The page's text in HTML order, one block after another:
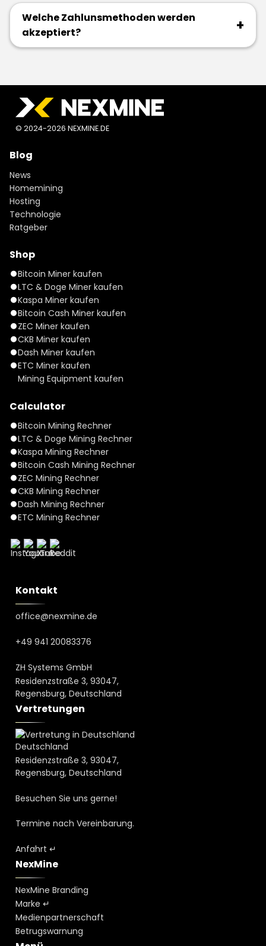
Welche Zahlunsmethoden werden
akzeptiert?
+
© 2024-2026 NEXMINE.DE
Blog
News
Homemining
Hosting
Technologie
Ratgeber
Shop
Bitcoin Miner kaufen
LTC & Doge Miner kaufen
Kaspa Miner kaufen
Bitcoin Cash Miner kaufen
ZEC Miner kaufen
CKB Miner kaufen
Dash Miner kaufen
ETC Miner kaufen
Mining Equipment kaufen
Calculator
Bitcoin Mining Rechner
LTC & Doge Mining Rechner
Kaspa Mining Rechner
Bitcoin Cash Mining Rechner
ZEC Mining Rechner
CKB Mining Rechner
Dash Mining Rechner
ETC Mining Rechner
Kontakt
office@nexmine.de
+49 941 20083376
ZH Systems GmbH
Residenzstraße 3, 93047,
Regensburg, Deutschland
Vertretungen
Deutschland
Residenzstraße 3, 93047,
Regensburg, Deutschland
Besuchen Sie uns gerne!
Termine nach Vereinbarung.
Anfahrt ↵
NexMine
NexMine Branding
Marke ↵
Medienpartnerschaft
Betrugswarnung